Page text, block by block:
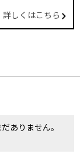
詳しくはこちら
ありません。